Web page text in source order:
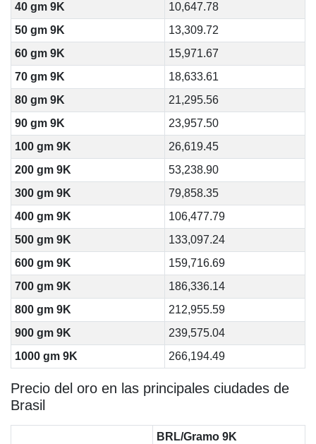
40 gm 9K
10,647.78
50 gm 9K
13,309.72
60 gm 9K
15,971.67
70 gm 9K
18,633.61
80 gm 9K
21,295.56
90 gm 9K
23,957.50
100 gm 9K
26,619.45
200 gm 9K
53,238.90
300 gm 9K
79,858.35
400 gm 9K
106,477.79
500 gm 9K
133,097.24
600 gm 9K
159,716.69
700 gm 9K
186,336.14
800 gm 9K
212,955.59
900 gm 9K
239,575.04
1000 gm 9K
266,194.49
Precio del oro en las principales ciudades de
Brasil
BRL/Gramo 9K